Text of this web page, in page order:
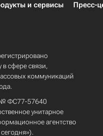
и сервисы Пресс-
сфере связи,
коммуникаций
№ ФС77-57640
унитарное
агентство